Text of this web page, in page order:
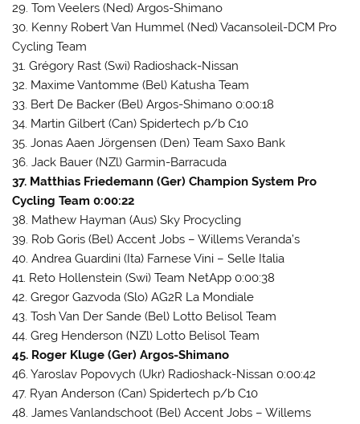
29. Tom Veelers (Ned) Argos-Shimano
30. Kenny Robert Van Hummel (Ned) Vacansoleil-DCM Pro
Cycling Team
31. Grégory Rast (Swi) Radioshack-Nissan
32. Maxime Vantomme (Bel) Katusha Team
33. Bert De Backer (Bel) Argos-Shimano 0:00:18
34. Martin Gilbert (Can) Spidertech p/b C10
35. Jonas Aaen Jörgensen (Den) Team Saxo Bank
36. Jack Bauer (NZl) Garmin-Barracuda
37. Matthias Friedemann (Ger) Champion System Pro
Cycling Team 0:00:22
38. Mathew Hayman (Aus) Sky Procycling
39. Rob Goris (Bel) Accent Jobs – Willems Veranda’s
40. Andrea Guardini (Ita) Farnese Vini – Selle Italia
41. Reto Hollenstein (Swi) Team NetApp 0:00:38
42. Gregor Gazvoda (Slo) AG2R La Mondiale
43. Tosh Van Der Sande (Bel) Lotto Belisol Team
44. Greg Henderson (NZl) Lotto Belisol Team
45. Roger Kluge (Ger) Argos-Shimano
46. Yaroslav Popovych (Ukr) Radioshack-Nissan 0:00:42
47. Ryan Anderson (Can) Spidertech p/b C10
48. James Vanlandschoot (Bel) Accent Jobs – Willems